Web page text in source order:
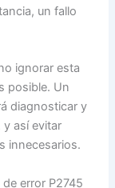
un fallo
ignorar esta
posible. Un
diagnosticar y
y así evitar
innecesarios.
error P2745